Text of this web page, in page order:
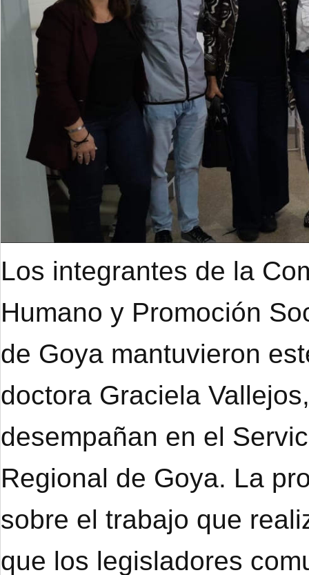
Los integrantes de la
Humano y Promoción
de Goya mantuvieron
doctora Graciela
desempañan en el
Regional de Goya. La
sobre el trabajo que
que los legisladores